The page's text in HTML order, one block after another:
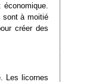
sont à moitié
créer des
Les licornes